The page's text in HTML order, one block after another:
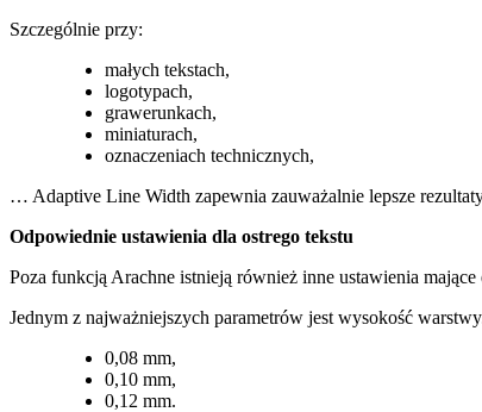
Szczególnie przy:
małych tekstach,
logotypach,
grawerunkach,
miniaturach,
oznaczeniach technicznych,
… Adaptive Line Width zapewnia zauważalnie lepsze
Odpowiednie ustawienia dla ostrego tekstu
Poza funkcją Arachne istnieją również inne ustawienia
Jednym z najważniejszych parametrów jest wysokość
0,08 mm,
0,10 mm,
0,12 mm.